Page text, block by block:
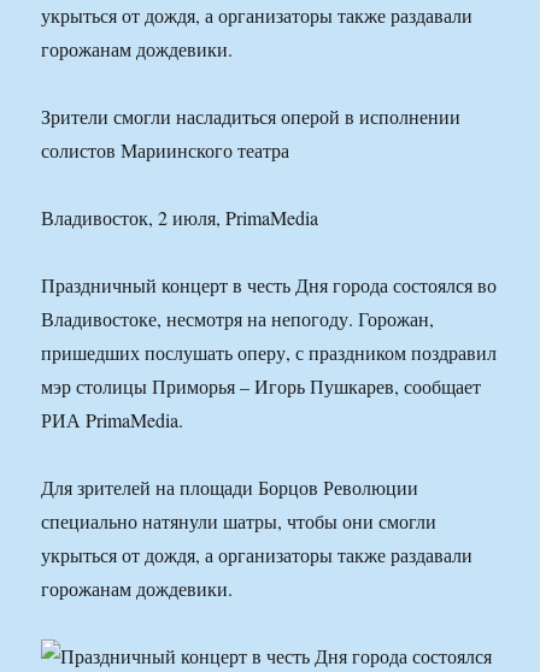
укрыться от дождя, а организаторы также раздавали
горожанам дождевики.
Зрители смогли насладиться оперой в исполнении
солистов Мариинского театра
Владивосток, 2 июля, PrimaMedia
Праздничный концерт в честь Дня города состоялся во
Владивостоке, несмотря на непогоду. Горожан,
пришедших послушать оперу, с праздником поздравил
мэр столицы Приморья – Игорь Пушкарев, сообщает
РИА PrimaMedia.
Для зрителей на площади Борцов Революции
специально натянули шатры, чтобы они смогли
укрыться от дождя, а организаторы также раздавали
горожанам дождевики.